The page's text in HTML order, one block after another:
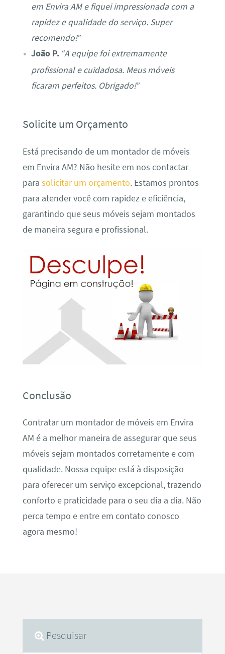
em Envira AM e fiquei impressionada com a
rapidez e qualidade do serviço. Super
recomendo!”
João P. “A equipe foi extremamente
profissional e cuidadosa. Meus móveis
ficaram perfeitos. Obrigado!”
Solicite um Orçamento
Está precisando de um montador de móveis
em Envira AM? Não hesite em nos contactar
para solicitar um orçamento. Estamos prontos
para atender você com rapidez e eficiência,
garantindo que seus móveis sejam montados
de maneira segura e profissional.
Conclusão
Contratar um montador de móveis em Envira
AM é a melhor maneira de assegurar que seus
móveis sejam montados corretamente e com
qualidade. Nossa equipe está à disposição
para oferecer um serviço excepcional, trazendo
conforto e praticidade para o seu dia a dia. Não
perca tempo e entre em contato conosco
agora mesmo!
Pesquisar